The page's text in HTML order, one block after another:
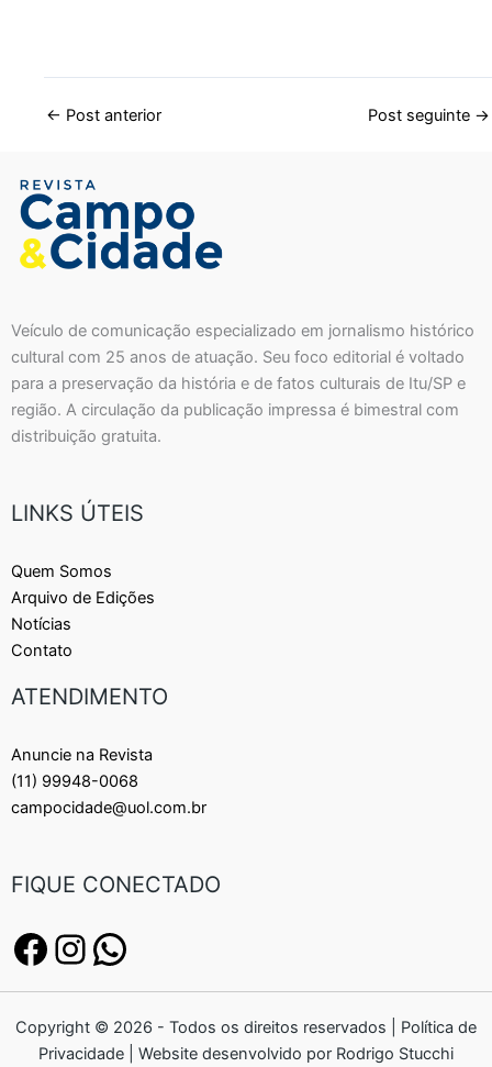
← Post anterior Post seguinte →
Veículo de comunicação especializado em jornalismo histórico
cultural com 25 anos de atuação. Seu foco editorial é voltado
para a preservação da história e de fatos culturais de Itu/SP e
região. A circulação da publicação impressa é bimestral com
distribuição gratuita.
LINKS ÚTEIS
Quem Somos
Arquivo de Edições
Notícias
Contato
ATENDIMENTO
Anuncie na Revista
(11) 99948-0068
campocidade@uol.com.br
FIQUE CONECTADO
Copyright © 2026 - Todos os direitos reservados | Política de
Privacidade | Website desenvolvido por Rodrigo Stucchi